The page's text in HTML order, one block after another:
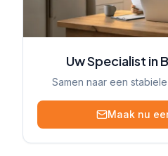
Uw Specialist in
Samen naar een
Maak nu